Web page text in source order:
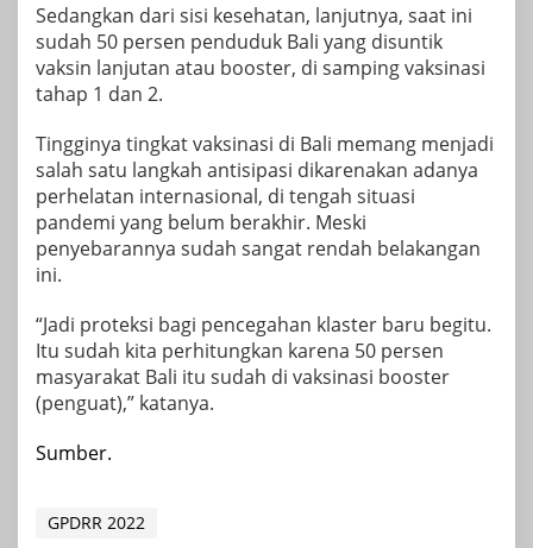
Sedangkan dari sisi kesehatan, lanjutnya, saat ini
sudah 50 persen penduduk Bali yang disuntik
vaksin lanjutan atau booster, di samping vaksinasi
tahap 1 dan 2.
Tingginya tingkat vaksinasi di Bali memang menjadi
salah satu langkah antisipasi dikarenakan adanya
perhelatan internasional, di tengah situasi
pandemi yang belum berakhir. Meski
penyebarannya sudah sangat rendah belakangan
ini.
“Jadi proteksi bagi pencegahan klaster baru begitu.
Itu sudah kita perhitungkan karena 50 persen
masyarakat Bali itu sudah di vaksinasi booster
(penguat),” katanya.
Sumber.
GPDRR 2022